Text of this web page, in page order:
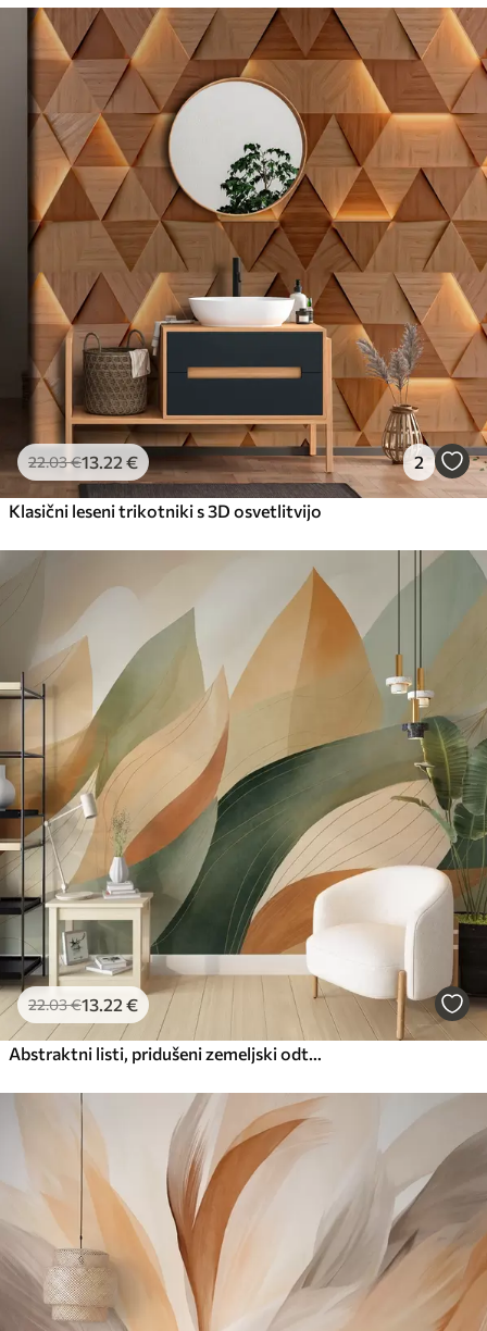
22.03€13 .22 € 2
Klasični leseni trikotniki s 3D osvetlitvijo
22.03€13 .22 €